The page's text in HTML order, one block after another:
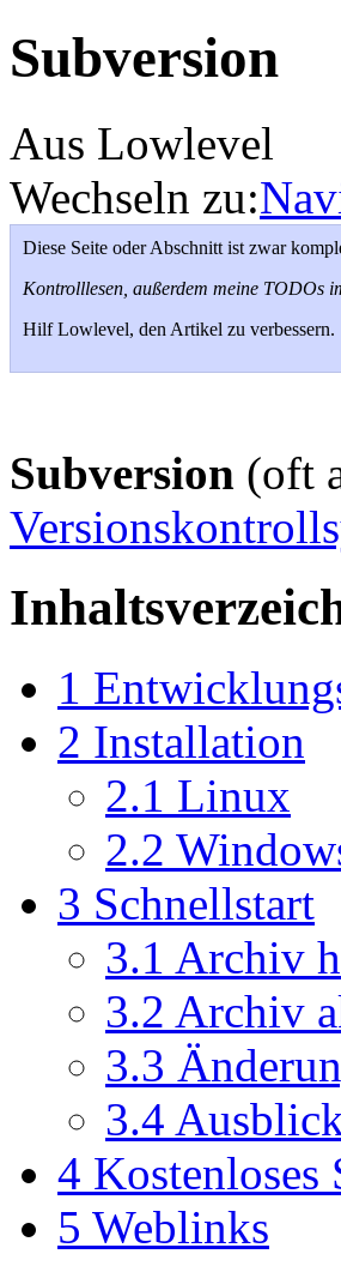
Subversion
Aus Lowlevel
Wechseln zu:
Diese Seite oder Abschnitt ist zwar
Kontrolllesen, außerdem meine TODOs
Hilf Lowlevel, den Artikel zu verbessern.
Subversion (oft
1
2 Installation
2.1 Linux
2.2
3 Schnellstart
3.1 Archiv
3.2 Archiv
3.3
3.4
4
5 Weblinks